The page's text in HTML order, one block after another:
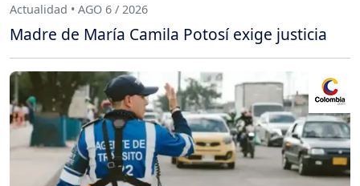
Actualidad • AGO 6 / 2026
Madre de María Camila Potosí exige justicia